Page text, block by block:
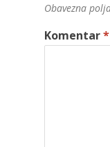
Obavezna
Komentar